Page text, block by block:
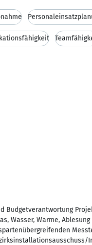
Budgetverantwortung
Wasser, Wärme,